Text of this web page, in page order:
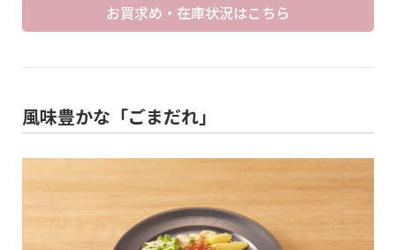
お買求め・在庫状況はこちら
風味豊かな「ごまだれ」